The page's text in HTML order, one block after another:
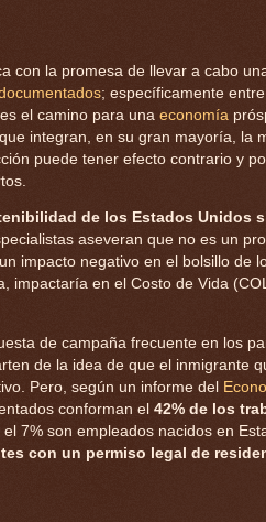
con la promesa de llevar a cabo
; específicamente
el camino para una economía
integran, en su gran mayoría, la
puede tener efecto contrario y
de los Estados Unidos
aseveran que no es un
impacto negativo en el bolsillo de
impactaría en el Costo de Vida
de campaña frecuente en los
de la idea de que el inmigrante
Pero, según un informe del
conforman el 42% de los
7% son empleados nacidos en
con un permiso legal de